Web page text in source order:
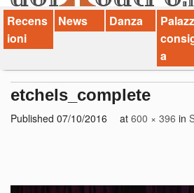
dT in English
Recens
ioni
News Danza
a
etchels_complete
Published 07/10/2016 at 600 × 396 in